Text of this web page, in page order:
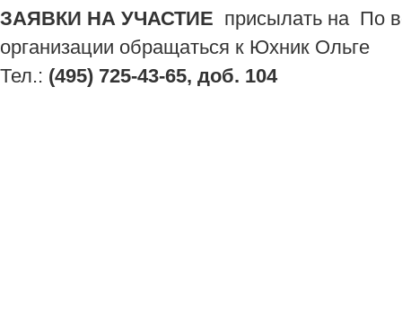
ЗАЯВКИ НА УЧАСТИЕ присылать на По
организации обращаться к Юхник Ольге
Тел.: (495) 725-43-65, доб. 104